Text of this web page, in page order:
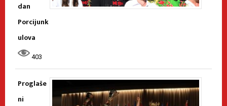
dan
Porcijunk
ulova
403
Proglaše
ni